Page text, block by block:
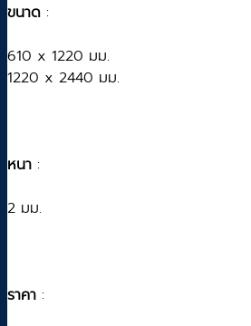
ขนาด :
610 x 1220 มม.
1220 x 2440 มม.
หนา :
2 มม.
ราคา :